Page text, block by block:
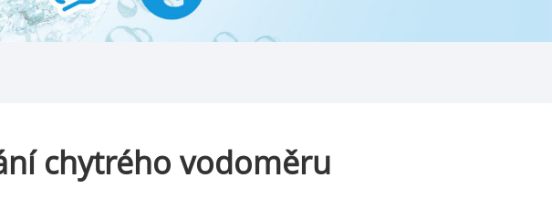
chytrého vodoměru